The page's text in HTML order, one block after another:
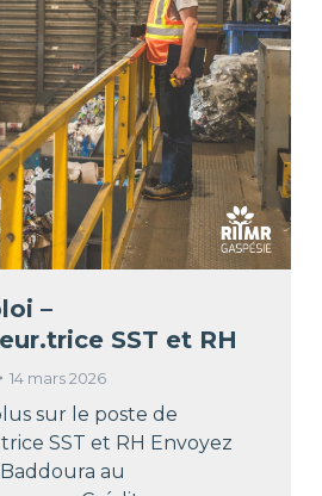
–
SST et RH
14 mars 2026
sur le poste de
SST et RH Envoyez
au